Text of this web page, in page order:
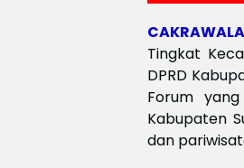
Tingkat
DPRD
Forum
Kabupaten
dan